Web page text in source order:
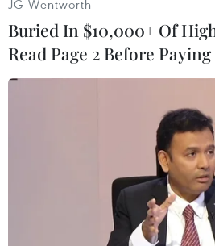
#Ford #Fiesta
Trung Quốc
JG Wentworth
Buried In $10,000+ Of
Read Page 2 Before Paying